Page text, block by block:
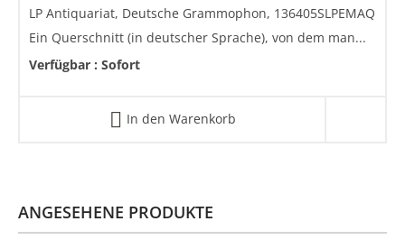
LP Antiquariat, Deutsche Grammophon, 136405SLPEMAQ
Ein Querschnitt (in deutscher Sprache), von dem man...
Verfügbar : Sofort
In den Warenkorb
ANGESEHENE PRODUKTE